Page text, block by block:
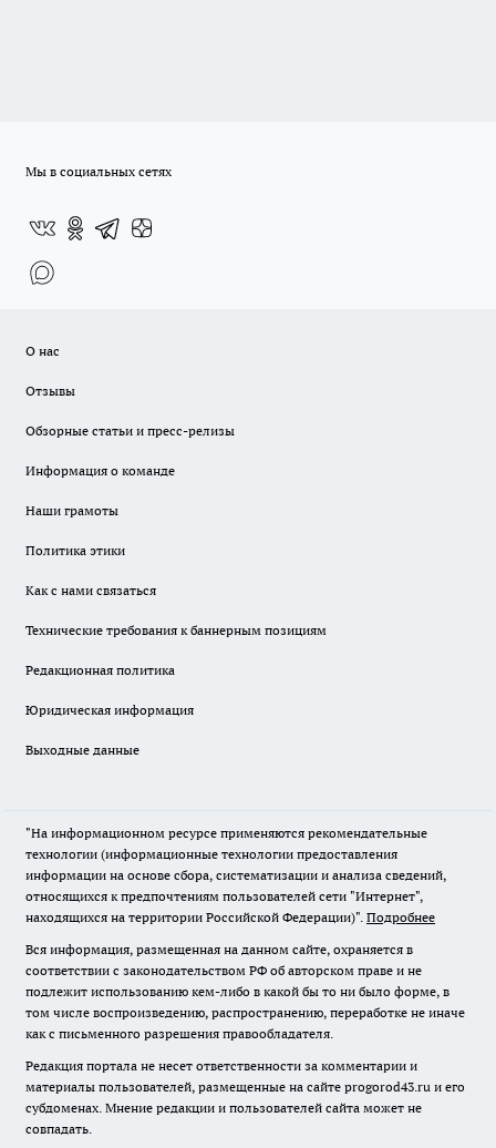
Мы в социальных сетях
О нас
Отзывы
Обзорные статьи и пресс-релизы
Информация о команде
Наши грамоты
Политика этики
Как с нами связаться
Технические требования к баннерным позициям
Редакционная политика
Юридическая информация
Выходные данные
"На информационном ресурсе применяются рекомендательные
технологии (информационные технологии предоставления
информации на основе сбора, систематизации и анализа сведений,
относящихся к предпочтениям пользователей сети "Интернет",
находящихся на территории Российской Федерации)". Подробнее
Вся информация, размещенная на данном сайте, охраняется в
соответствии с законодательством РФ об авторском праве и не
подлежит использованию кем-либо в какой бы то ни было форме, в
том числе воспроизведению, распространению, переработке не иначе
как с письменного разрешения правообладателя.
Редакция портала не несет ответственности за комментарии и
материалы пользователей, размещенные на сайте progorod43.ru и его
субдоменах. Мнение редакции и пользователей сайта может не
совпадать.